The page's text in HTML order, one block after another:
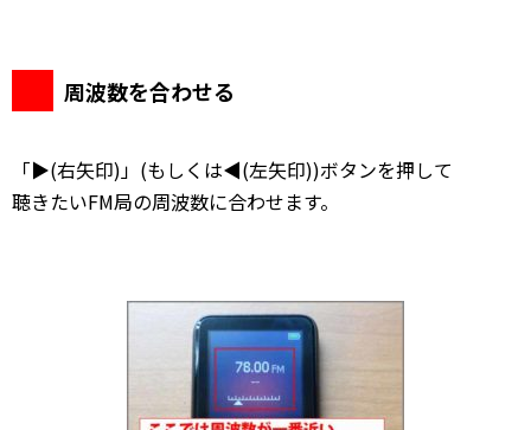
周波数を合わせる
「▶(右矢印)」(もしくは◀(左矢印))ボタンを押して
聴きたいFM局の周波数に合わせます。